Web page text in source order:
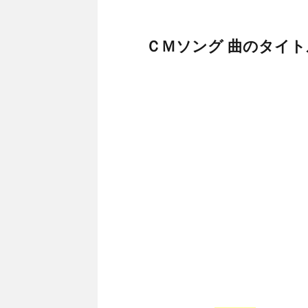
ＣＭソング 曲のタイ